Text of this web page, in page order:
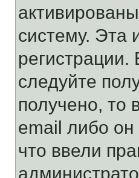
систему. Эта
следуйте
получено, то
email либо
что ввели